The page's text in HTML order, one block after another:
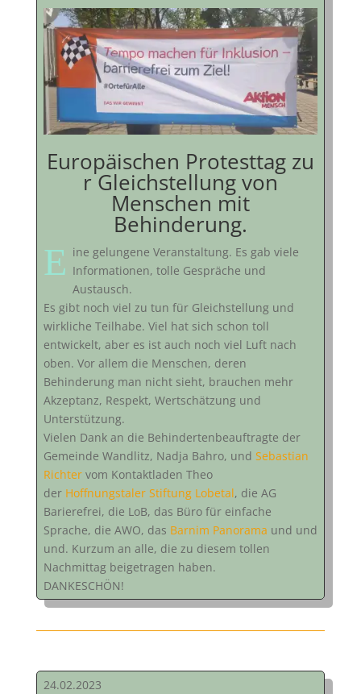
Europäischen Protesttagzu
r Gleichstellung von
Menschen mit
Behinderung.
E ine gelungene Veranstaltung. Es gab viele
Informationen, tolle Gespräche und
Austausch.
Es gibt noch viel zu tun für Gleichstellung und
wirkliche Teilhabe. Viel hat sich schon toll
entwickelt, aber es ist auch noch viel Luft nach
oben. Vor allem die Menschen, deren
Behinderung man nicht sieht, brauchen mehr
Akzeptanz, Respekt, Wertschätzung und
Unterstützung.
Vielen Dank an die Behindertenbeauftragte der
Gemeinde Wandlitz, Nadja Bahro, und Sebastian
Richter vom Kontaktladen Theo
der Hoffnungstaler Stiftung Lobetal, die AG
Barierefrei, die LoB, das Büro für einfache
Sprache, die AWO, das Barnim Panorama und und
und. Kurzum an alle, die zu diesem tollen
Nachmittag beigetragen haben.
DANKESCHÖN!
24.02.2023